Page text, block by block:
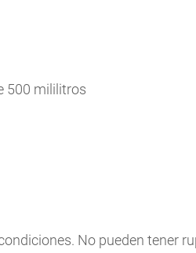
500 mililitros
No pueden tener